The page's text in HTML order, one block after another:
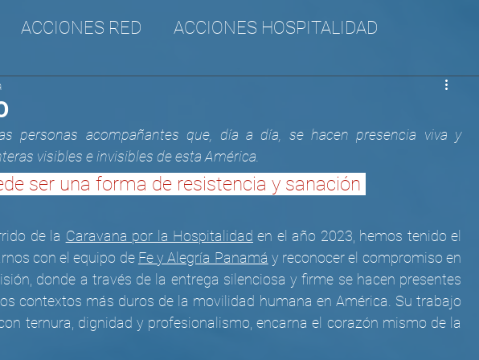
ACCIONES RED ACCIONES HOSPITALIDAD
personas acompañantes que, día a día, se hacen presencia viva y
visibles e invisibles de esta América.
ser una forma de resistencia y sanación
de la Caravana por la Hospitalidad en el año 2023, hemos tenido el
con el equipo de Fe y Alegría Panamá y reconocer el compromiso en
donde a través de la entrega silenciosa y firme se hacen presentes
contextos más duros de la movilidad humana en América. Su trabajo
ternura, dignidad y profesionalismo, encarna el corazón mismo de la